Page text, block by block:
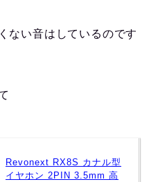
ない音はしているのです
Revonext RX8S カナル型
イヤホン 2PIN 3.5mm 高